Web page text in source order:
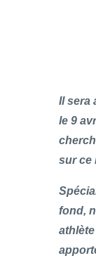
Il sera
le 9
sur ce
fond,